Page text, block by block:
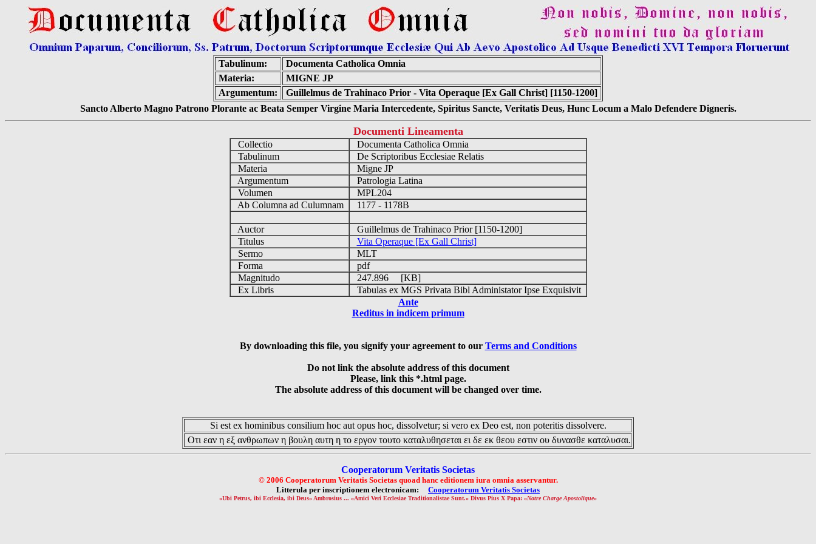
Tabulinum:
Documenta Catholica Omnia
Materia:
MIGNE JP
Argumentum:
Guillelmus de Trahinaco Prior - Vita Operaque [Ex Gall Christ] [1150-1200]
Sancto Alberto Magno Patrono Plorante ac Beata Semper Virgine Maria Intercedente, Spiritus Sancte, Veritatis Deus, Hunc Locum a Malo Defendere Digneris.
Documenti Lineamenta
Collectio
Documenta Catholica Omnia
Tabulinum
De Scriptoribus Ecclesiae Relatis
Materia
Migne JP
Argumentum
Patrologia Latina
Volumen
MPL204
Ab Columna ad Culumnam
1177 - 1178B
Auctor
Guillelmus de Trahinaco Prior [1150-1200]
Titulus
Vita Operaque [Ex Gall Christ]
Sermo
MLT
Forma
pdf
Magnitudo
247.896 [KB]
Ex Libris
Tabulas ex MGS Privata Bibl Administator Ipse Exquisivit
Ante
Reditus in indicem primum
By downloading this file, you signify your agreement to our Terms and Conditions
Do not link the absolute address of this document
Please, link this *.html page.
The absolute address of this document will be changed over time.
Si est ex hominibus consilium hoc aut opus hoc, dissolvetur; si vero ex Deo est, non poteritis dissolvere.
Οτι εαν η εξ ανθρωπων η βουλη αυτη η το εργον τουτο καταλυθησεται ει δε εκ θεου εστιν ου δυνασθε καταλυσαι.
Cooperatorum Veritatis Societas
© 2006 Cooperatorum Veritatis Societas quoad hanc editionem iura omnia asservantur.
Litterula per inscriptionem electronicam: Cooperatorum Veritatis Societas
«Ubi Petrus, ibi Ecclesia, ibi Deus» Ambrosius ... «Amici Veri Ecclesiae Traditionalistae Sunt.» Divus Pius X Papa: «Notre Charge Apostolique»